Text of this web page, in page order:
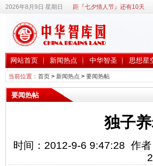
2026年8月9日 星期日 距『七夕情人节』还有10天
网站首页 新闻热点 中华智圣 思想星
当前位置： 首页> 新闻热点 > 要闻热帖
要闻热帖
独子
时间：2012-9-6 9:47:28 作